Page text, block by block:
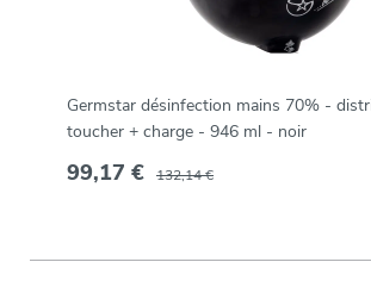
Germstar désinfection mains 70% -
toucher + charge - 946 ml - noir
99,17 € 132,14 €